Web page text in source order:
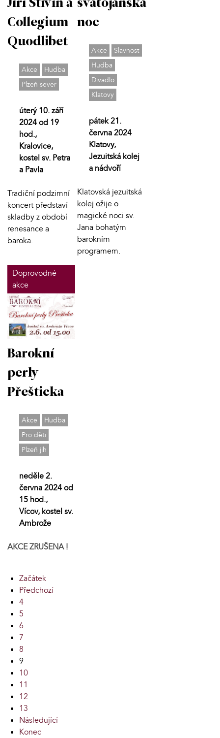
Jiří Stivín a
Collegium
Quodlibet
Akce
Hudba
Plzeň sever
úterý 10. září
2024 od 19
hod.,
Kralovice,
kostel sv. Petra
a Pavla
Tradiční podzimní
koncert představí
skladby z období
renesance a
baroka.
svatojánská
noc
Akce
Slavnost
Hudba
Divadlo
Klatovy
pátek 21.
června 2024
Klatovy,
Jezuitská kolej
a nádvoří
Klatovská jezuitská
kolej ožije o
magické noci sv.
Jana bohatým
barokním
programem.
Doprovodné
akce
Barokní
perly
Přešticka
Akce
Hudba
Pro děti
Plzeň jih
neděle 2.
června 2024 od
15 hod.,
Vícov, kostel sv.
Ambrože
AKCE ZRUŠENA !
Začátek
Předchozí
4
5
6
7
8
9
10
11
12
13
Následující
Konec